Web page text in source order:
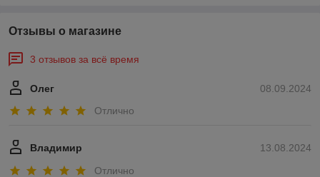
Отзывы о магазине
3 отзывов за всё время
08.09.2024
Олег
Отлично
13.08.2024
Владимир
Отлично